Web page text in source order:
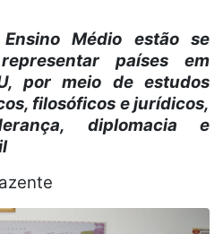
Médio estão se
países em
por meio de estudos
filosóficos e jurídicos,
diplomacia e